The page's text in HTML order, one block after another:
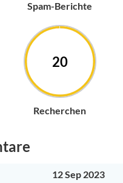
Spam-Berichte
20
Recherchen
12 Sep 2023